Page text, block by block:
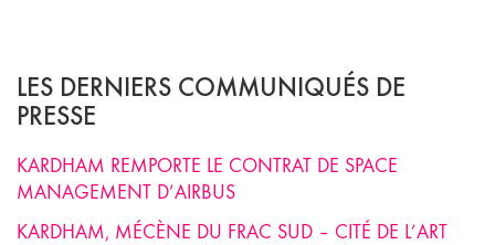
LES DERNIERS COMMUNIQUÉS DE
PRESSE
KARDHAM REMPORTE LE CONTRAT DE SPACE
MANAGEMENT D’AIRBUS
KARDHAM, MÉCÈNE DU FRAC SUD – CITÉ DE L’ART